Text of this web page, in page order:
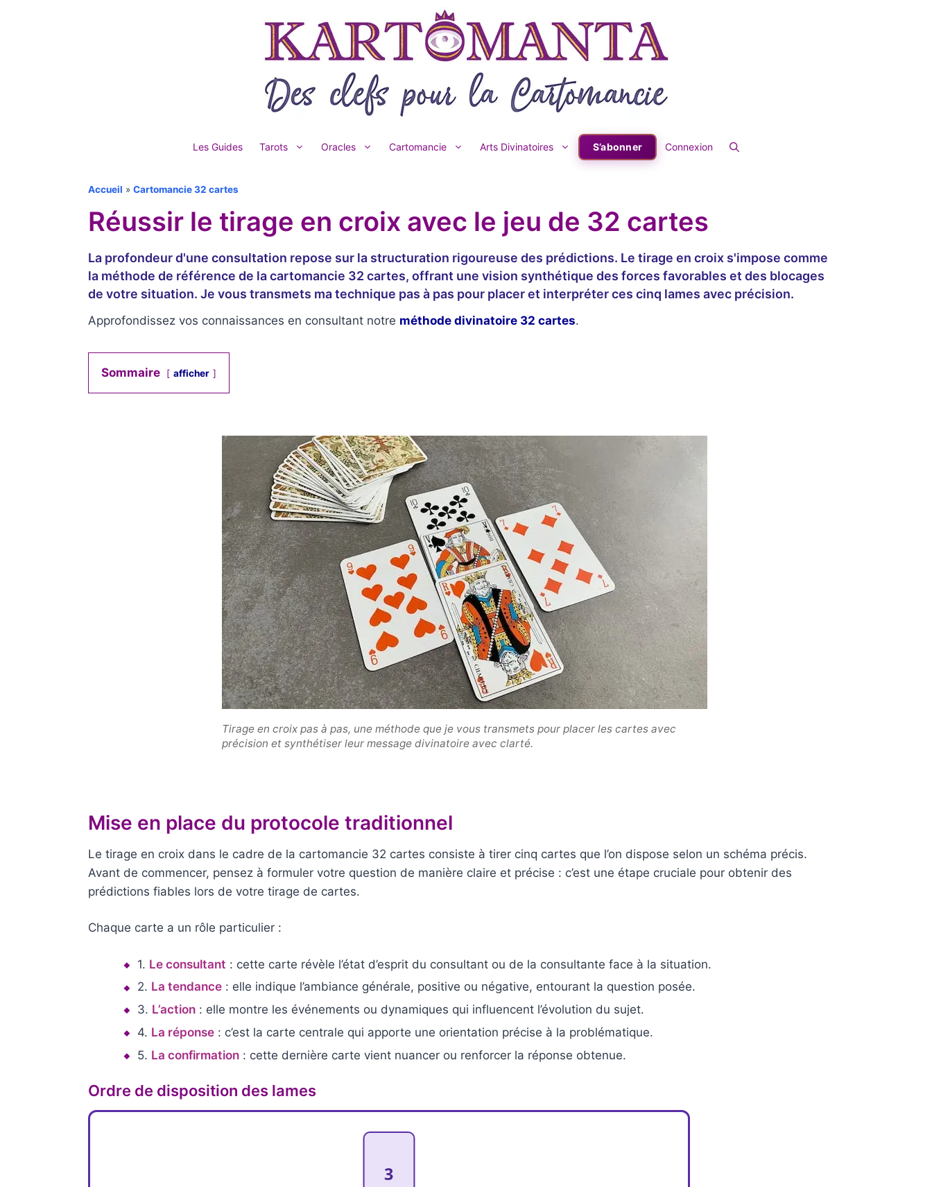
Les Guides Tarots Oracles Cartomancie Arts Divinatoires S’abonner Connexion
Accueil » Cartomancie 32 cartes
Réussir le tirage en croix avec le jeu de 32 cartes
La profondeur d'une consultation repose sur la structuration rigoureuse des prédictions. Le tirage en croix s'impose comme
la méthode de référence de la cartomancie 32 cartes, offrant une vision synthétique des forces favorables et des blocages
de votre situation. Je vous transmets ma technique pas à pas pour placer et interpréter ces cinq lames avec précision.
Approfondissez vos connaissances en consultant notre méthode divinatoire 32 cartes.
Sommaire afficher
Tirage en croix pas à pas, une méthode que je vous transmets pour placer les cartes avec
précision et synthétiser leur message divinatoire avec clarté.
Mise en place du protocole traditionnel
Le tirage en croix dans le cadre de la cartomancie 32 cartes consiste à tirer cinq cartes que l’on dispose selon un schéma précis.
Avant de commencer, pensez à formuler votre question de manière claire et précise : c’est une étape cruciale pour obtenir des
prédictions fiables lors de votre tirage de cartes.
Chaque carte a un rôle particulier :
1. Le consultant : cette carte révèle l’état d’esprit du consultant ou de la consultante face à la situation.
2. La tendance : elle indique l’ambiance générale, positive ou négative, entourant la question posée.
3. L’action : elle montre les événements ou dynamiques qui influencent l’évolution du sujet.
4. La réponse : c’est la carte centrale qui apporte une orientation précise à la problématique.
5. La confirmation : cette dernière carte vient nuancer ou renforcer la réponse obtenue.
Ordre de disposition des lames
3